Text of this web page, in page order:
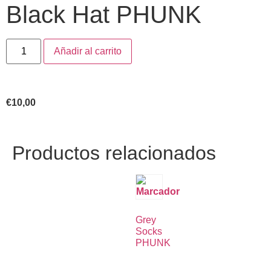
Black Hat PHUNK
Añadir al carrito
€10,00
Productos relacionados
Grey
Socks
PHUNK